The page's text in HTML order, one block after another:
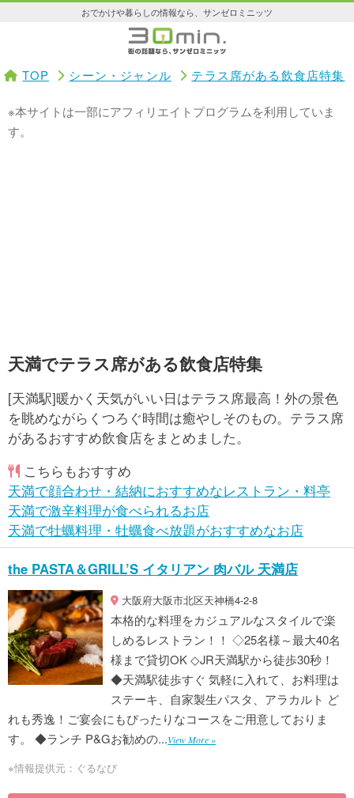
おでかけや暮らしの情報なら、サンゼロミニッツ
TOP シーン・ジャンル テラス席がある飲食店特集
※本サイトは一部にアフィリエイトプログラムを利用していま
す。
天満でテラス席がある飲食店特集
[天満駅]暖かく天気がいい日はテラス席最高！外の景色
を眺めながらくつろぐ時間は癒やしそのもの。テラス席
があるおすすめ飲食店をまとめました。
こちらもおすすめ
天満で顔合わせ・結納におすすめなレストラン・料亭
天満で激辛料理が食べられるお店
天満で牡蠣料理・牡蠣食べ放題がおすすめなお店
the PASTA＆GRILL’S イタリアン 肉バル 天満店
大阪府大阪市北区天神橋4-2-8
本格的な料理をカジュアルなスタイルで楽
しめるレストラン！！ ◇25名様～最大40名
様まで貸切OK ◇JR天満駅から徒歩30秒！
◆天満駅徒歩すぐ 気軽に入れて、お料理は
ステーキ、自家製生パスタ、アラカルト ど
れも秀逸！ご宴会にもぴったりなコースをご用意しておりま
す。 ◆ランチ P&Gお勧めの...View More »
※情報提供元：ぐるなび